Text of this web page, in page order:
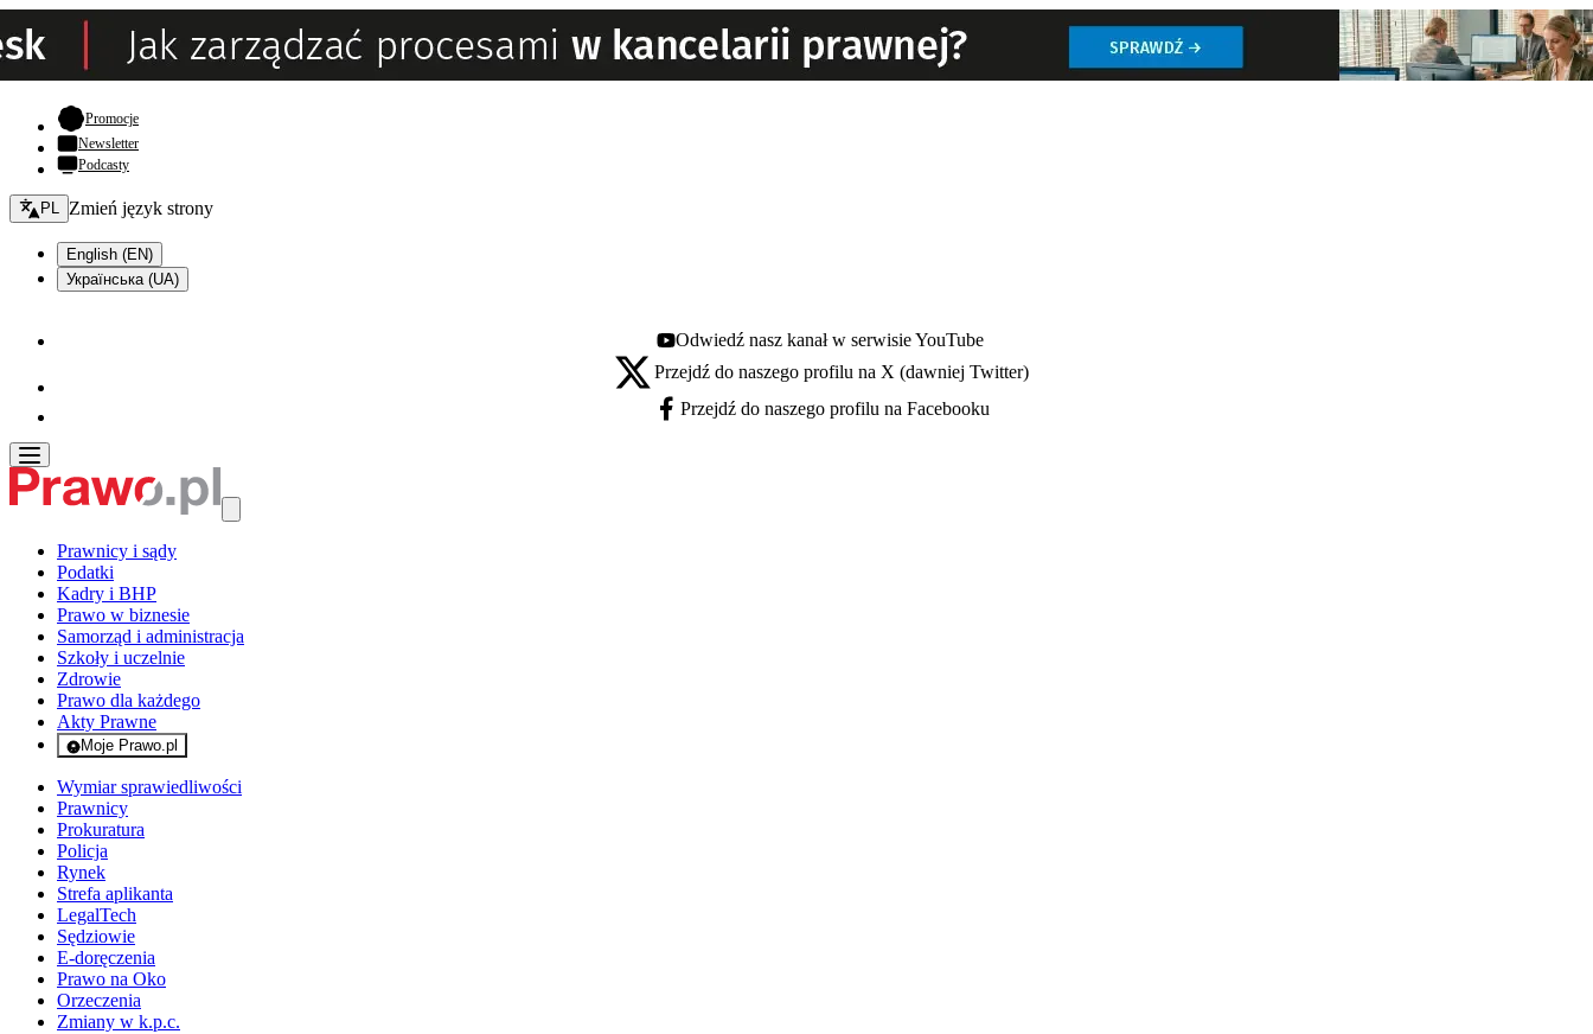
Promocje- otwiera się w nowej karcie
Newsletter
Podcasty
Zmień język - bieżący:
PL Zmień język strony
English (EN)
Українська (UA)
Youtube - otwiera się w nowej karcie
Odwiedź nasz kanał w serwisie YouTube
X - otwiera się w nowej karcie
Przejdź do naszego profilu na X (dawniej Twitter)
Facebook - otwiera się w nowej karcie
Przejdź do naszego profilu na Facebooku
Prawnicy i sądy
Podatki
Kadry i BHP
Prawo w biznesie
Samorząd i administracja
Szkoły i uczelnie
Zdrowie
Prawo dla każdego
Akty Prawne
Moje Prawo.pl
- rejestracja i logowanie do serwisu
Wymiar sprawiedliwości
Prawnicy
Prokuratura
Policja
Rynek
Strefa aplikanta
LegalTech
Sędziowie
E-doręczenia
Prawo na Oko
Orzeczenia
Zmiany w k.p.c.